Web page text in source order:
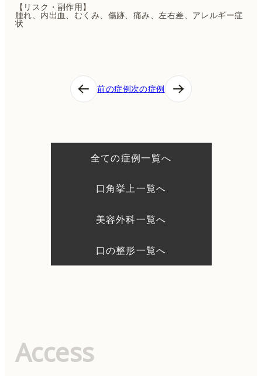
【リスク・副作用】
腫れ、内出血、むくみ、傷跡、痛み、左右差、アレルギー症
状
前の症例次の症例
全ての症例一覧へ
口角挙上一覧へ
美容外科一覧へ
口の整形一覧へ
Access